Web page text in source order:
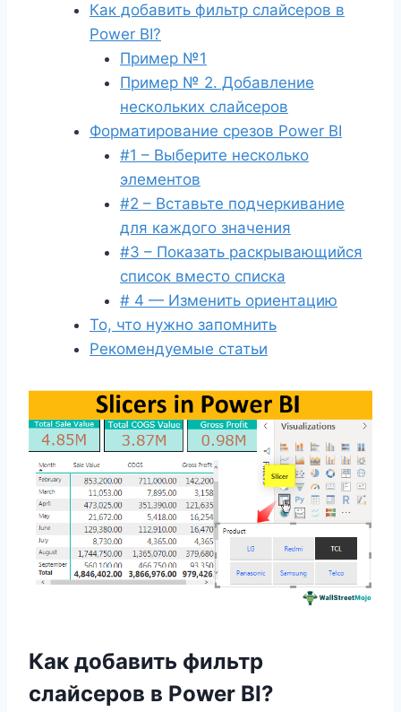
Как добавить фильтр слайсеров в
Power BI?
Пример №1
Пример № 2. Добавление
нескольких слайсеров
Форматирование срезов Power BI
#1 – Выберите несколько
элементов
#2 – Вставьте подчеркивание
для каждого значения
#3 – Показать раскрывающийся
список вместо списка
# 4 — Изменить ориентацию
То, что нужно запомнить
Рекомендуемые статьи
Как добавить фильтр
слайсеров в Power BI?